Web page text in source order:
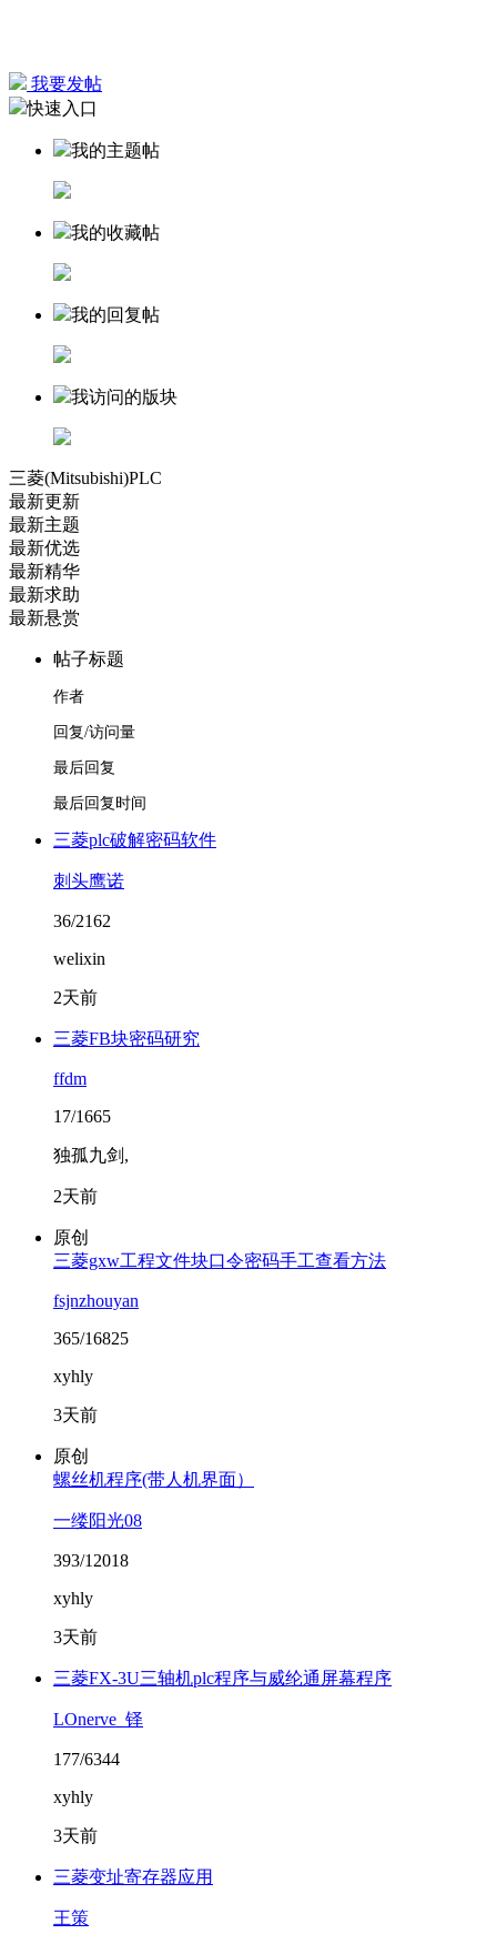
我要发帖
快速入口
我的主题帖
我的收藏帖
我的回复帖
我访问的版块
三菱(Mitsubishi)PLC
最新更新
最新主题
最新优选
最新精华
最新求助
最新悬赏
帖子标题
作者
回复/访问量
最后回复
最后回复时间
三菱plc破解密码软件
刺头鹰诺
36/2162
welixin
2天前
三菱FB块密码研究
ffdm
17/1665
独孤九剑,
2天前
原创
三菱gxw工程文件块口令密码手工查看方法
fsjnzhouyan
365/16825
xyhly
3天前
原创
螺丝机程序(带人机界面）
一缕阳光08
393/12018
xyhly
3天前
三菱FX-3U三轴机plc程序与威纶通屏幕程序
LOnerve_铎
177/6344
xyhly
3天前
三菱变址寄存器应用
王策